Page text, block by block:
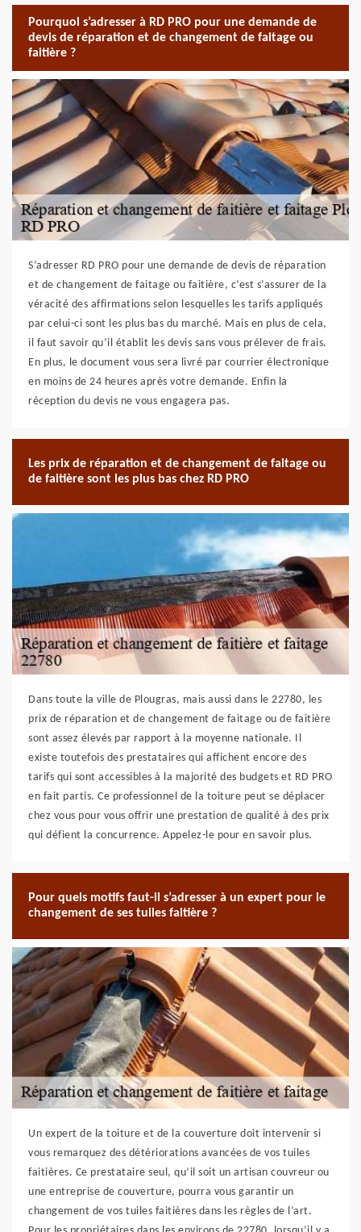
Pourquoi s’adresser à RD PRO pour une demande de
devis de réparation et de changement de faitage ou
faitière ?
S’adresser RD PRO pour une demande de devis de réparation
et de changement de faitage ou faitière, c’est s’assurer de la
véracité des affirmations selon lesquelles les tarifs appliqués
par celui-ci sont les plus bas du marché. Mais en plus de cela,
il faut savoir qu’il établit les devis sans vous prélever de frais.
En plus, le document vous sera livré par courrier électronique
en moins de 24 heures après votre demande. Enfin la
réception du devis ne vous engagera pas.
Les prix de réparation et de changement de faitage ou
de faitière sont les plus bas chez RD PRO
Dans toute la ville de Plougras, mais aussi dans le 22780, les
prix de réparation et de changement de faitage ou de faitière
sont assez élevés par rapport à la moyenne nationale. Il
existe toutefois des prestataires qui affichent encore des
tarifs qui sont accessibles à la majorité des budgets et RD PRO
en fait partis. Ce professionnel de la toiture peut se déplacer
chez vous pour vous offrir une prestation de qualité à des prix
qui défient la concurrence. Appelez-le pour en savoir plus.
Pour quels motifs faut-il s’adresser à un expert pour le
changement de ses tuiles faitière ?
Un expert de la toiture et de la couverture doit intervenir si
vous remarquez des détériorations avancées de vos tuiles
faitières. Ce prestataire seul, qu’il soit un artisan couvreur ou
une entreprise de couverture, pourra vous garantir un
changement de vos tuiles faitières dans les règles de l’art.